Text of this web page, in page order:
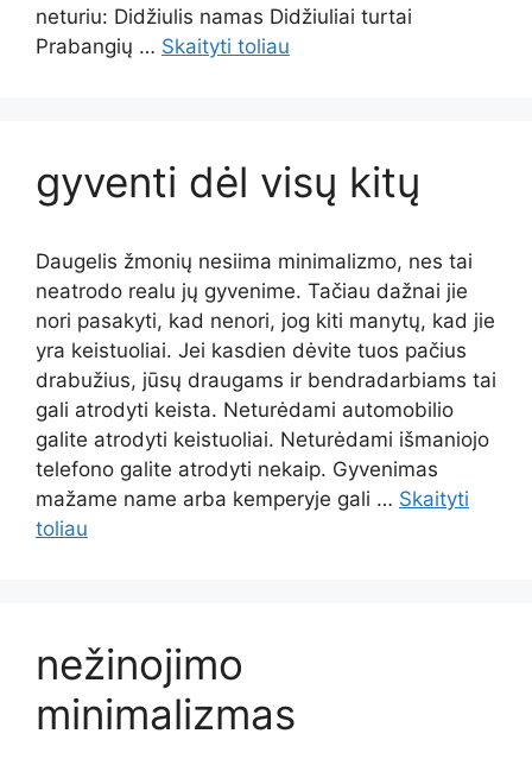
neturiu: Didžiulis namas Didžiuliai turtai
Prabangių … Skaityti toliau
gyventi dėl visų kitų
Daugelis žmonių nesiima minimalizmo, nes tai
neatrodo realu jų gyvenime. Tačiau dažnai jie
nori pasakyti, kad nenori, jog kiti manytų, kad jie
yra keistuoliai. Jei kasdien dėvite tuos pačius
drabužius, jūsų draugams ir bendradarbiams tai
gali atrodyti keista. Neturėdami automobilio
galite atrodyti keistuoliai. Neturėdami išmaniojo
telefono galite atrodyti nekaip. Gyvenimas
mažame name arba kemperyje gali … Skaityti
toliau
nežinojimo
minimalizmas